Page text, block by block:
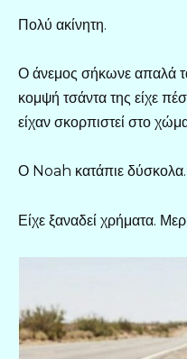
Πολύ ακίνητη.
Ο άνεμος σήκωνε απαλά
κομψή τσάντα της είχε
είχαν σκορπιστεί στο
Ο Noah κατάπιε δύσκολα.
Είχε ξαναδεί χρήματα.